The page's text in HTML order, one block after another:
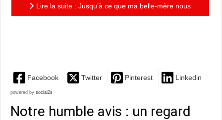
Lire la suite : Jusqu’à ce que ma belle-mère nous
Facebook Twitter Pinterest Linkedin
powered by social2s
Notre humble avis : un regard